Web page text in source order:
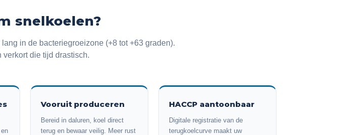
snelkoelen?
in de bacteriegroeizone (+8 tot +63 graden).
verkort die tijd drastisch.
Vooruit produceren
Bereid in daluren, koel direct
terug en bewaar veilig. Meer rust
HACCP aantoonbaar
Digitale registratie van de
terugkoelcurve maakt uw